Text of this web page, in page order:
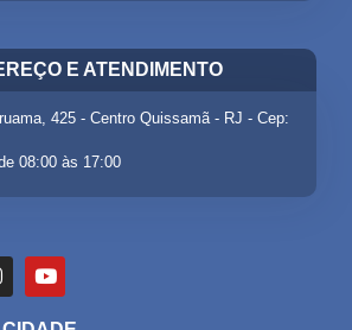
E ATENDIMENTO
425 - Centro Quissamã - RJ - Cep:
08:00 às 17:00